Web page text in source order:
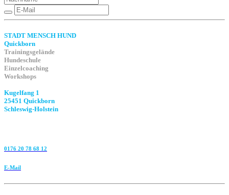
STADT MENSCH HUND
Quickborn
Trainingsgelände
Hundeschule
Einzelcoaching
Workshops
Kugelfang 1
25451 Quickborn
Schleswig-Holstein
0176 20 78 68 12
E-Mail